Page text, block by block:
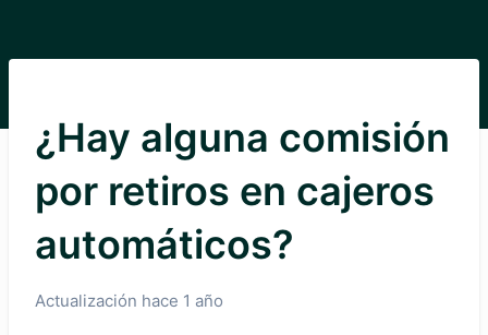
¿Hay alguna comisión
por retiros en cajeros
automáticos?
Actualización hace 1 año